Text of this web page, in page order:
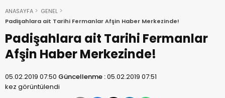
ANASAYFA
GENEL
Padişahlara ait Tarihi Fermanlar Afşin Haber Merkezinde!
Padişahlara ait Tarihi Fermanlar
Afşin Haber Merkezinde!
05.02.2019 07:50 Güncellenme :05.02.2019 07:51
kez görüntülendi